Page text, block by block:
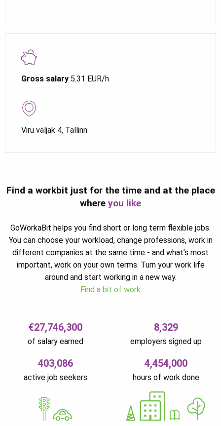
Gross salary 5.31 EUR/h
Viru väljak 4, Tallinn
Find a workbit just for the time and at the place
where you like
GoWorkaBit helps you find short or long term flexible jobs.
You can choose your workload, change professions, work in
different companies at the same time - and what’s most
important, work on your own terms. Turn your work life
around and start working in a new way.
Find a bit of work
€27,746,300
of salary earned
8,329
employers signed up
403,086
active job seekers
4,454,000
hours of work done